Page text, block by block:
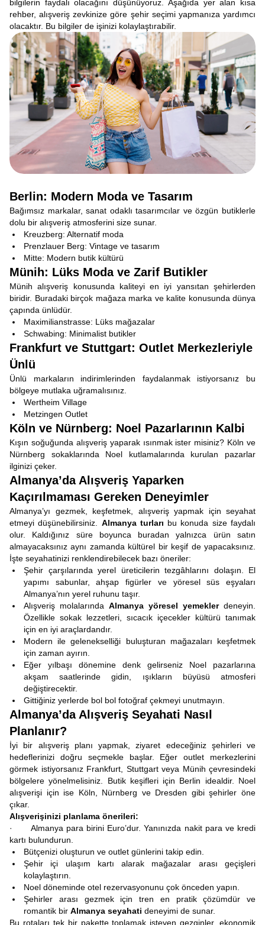
bilgilerin faydalı olacağını düşünüyoruz. Aşağıda yer alan kısa
rehber, alışveriş zevkinize göre şehir seçimi yapmanıza yardımcı
olacaktır. Bu bilgiler de işinizi kolaylaştırabilir.
Berlin: Modern Moda ve Tasarım
Bağımsız markalar, sanat odaklı tasarımcılar ve özgün butiklerle
dolu bir alışveriş atmosferini size sunar.
Kreuzberg: Alternatif moda
Prenzlauer Berg: Vintage ve tasarım
Mitte: Modern butik kültürü
Münih: Lüks Moda ve Zarif Butikler
Münih alışveriş konusunda kaliteyi en iyi yansıtan şehirlerden
biridir. Buradaki birçok mağaza marka ve kalite konusunda dünya
çapında ünlüdür.
Maximilianstrasse: Lüks mağazalar
Schwabing: Minimalist butikler
Frankfurt ve Stuttgart: Outlet Merkezleriyle
Ünlü
Ünlü markaların indirimlerinden faydalanmak istiyorsanız bu
bölgeye mutlaka uğramalısınız.
Wertheim Village
Metzingen Outlet
Köln ve Nürnberg: Noel Pazarlarının Kalbi
Kışın soğuğunda alışveriş yaparak ısınmak ister misiniz? Köln ve
Nürnberg sokaklarında Noel kutlamalarında kurulan pazarlar
ilginizi çeker.
Almanya’da Alışveriş Yaparken
Kaçırılmaması Gereken Deneyimler
Almanya’yı gezmek, keşfetmek, alışveriş yapmak için seyahat
etmeyi düşünebilirsiniz. Almanya turları bu konuda size faydalı
olur. Kaldığınız süre boyunca buradan yalnızca ürün satın
almayacaksınız aynı zamanda kültürel bir keşif de yapacaksınız.
İşte seyahatinizi renklendirebilecek bazı öneriler:
Şehir çarşılarında yerel üreticilerin tezgâhlarını dolaşın. El
yapımı sabunlar, ahşap figürler ve yöresel süs eşyaları
Almanya’nın yerel ruhunu taşır.
Alışveriş molalarında Almanya yöresel yemeklerdeneyin.
Özellikle sokak lezzetleri, sıcacık içecekler kültürü tanımak
için en iyi araçlardandır.
Modern ile gelenekselliği buluşturan mağazaları keşfetmek
için zaman ayırın.
Eğer yılbaşı dönemine denk gelirseniz Noel pazarlarına
akşam saatlerinde gidin, ışıkların büyüsü atmosferi
değiştirecektir.
Gittiğiniz yerlerde bol bol fotoğraf çekmeyi unutmayın.
Almanya’da Alışveriş Seyahati Nasıl
Planlanır?
İyi bir alışveriş planı yapmak, ziyaret edeceğiniz şehirleri ve
hedeflerinizi doğru seçmekle başlar. Eğer outlet merkezlerini
görmek istiyorsanız Frankfurt, Stuttgart veya Münih çevresindeki
bölgelere yönelmelisiniz. Butik keşifleri için Berlin idealdir. Noel
alışverişi için ise Köln, Nürnberg ve Dresden gibi şehirler öne
çıkar.
Alışverişinizi planlama önerileri:
· Almanya para birini Euro’dur. Yanınızda nakit para ve kredi
kartı bulundurun.
Bütçenizi oluşturun ve outlet günlerini takip edin.
Şehir içi ulaşım kartı alarak mağazalar arası geçişleri
kolaylaştırın.
Noel döneminde otel rezervasyonunu çok önceden yapın.
Şehirler arası gezmek için tren en pratik çözümdür ve
romantik bir Almanya seyahati deneyimi de sunar.
Bu rotaları tek bir pakette toplamak isteyen gezginler, ekonomik